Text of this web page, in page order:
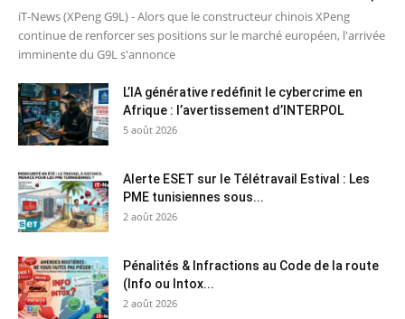
iT-News (XPeng G9L) - Alors que le constructeur chinois XPeng
continue de renforcer ses positions sur le marché européen, l'arrivée
imminente du G9L s'annonce
L’IA générative redéfinit le cybercrime en
Afrique : l’avertissement d’INTERPOL
5 août 2026
Alerte ESET sur le Télétravail Estival : Les
PME tunisiennes sous...
2 août 2026
Pénalités & Infractions au Code de la route
(Info ou Intox...
2 août 2026